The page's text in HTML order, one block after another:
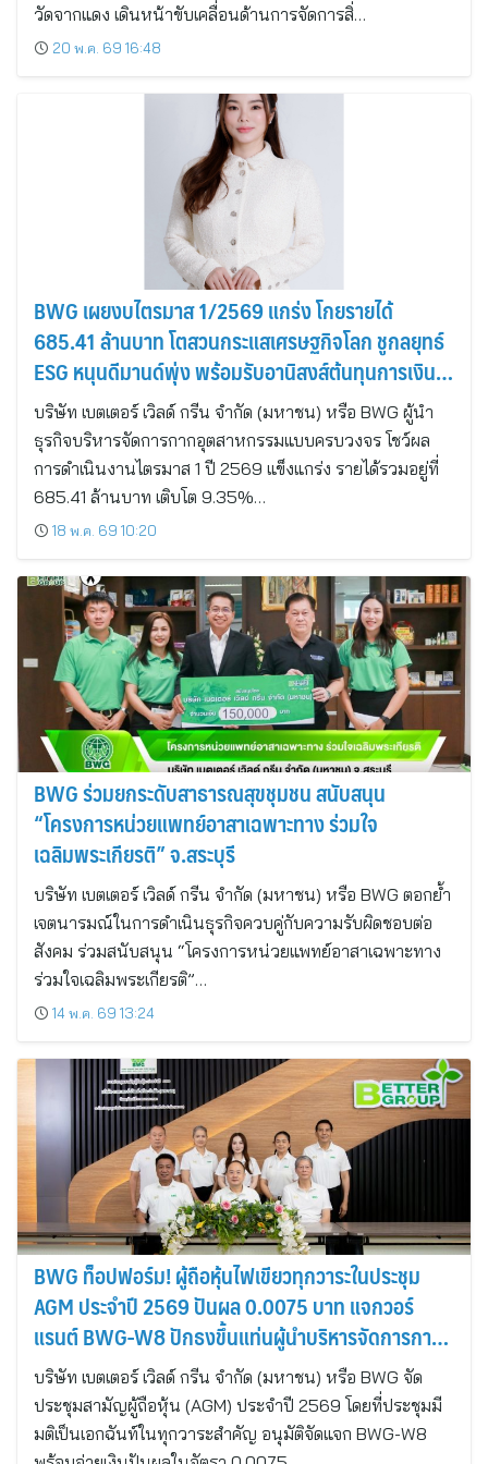
วัดจากแดง เดินหน้าขับเคลื่อนด้านการจัดการสิ่…
20 พ.ค. 69 16:48
BWG เผยงบไตรมาส 1/2569 แกร่ง โกยรายได้
685.41 ล้านบาท โตสวนกระแสเศรษฐกิจโลก ชูกลยุทธ์
ESG หนุนดีมานด์พุ่ง พร้อมรับอานิสงส์ต้นทุนการเงิน
ลด
บริษัท เบตเตอร์ เวิลด์ กรีน จำกัด (มหาชน) หรือ BWG ผู้นำ
ธุรกิจบริหารจัดการกากอุตสาหกรรมแบบครบวงจร โชว์ผล
การดำเนินงานไตรมาส 1 ปี 2569 แข็งแกร่ง รายได้รวมอยู่ที่
685.41 ล้านบาท เติบโต 9.35%…
18 พ.ค. 69 10:20
BWG ร่วมยกระดับสาธารณสุขชุมชน สนับสนุน
“โครงการหน่วยแพทย์อาสาเฉพาะทาง ร่วมใจ
เฉลิมพระเกียรติ” จ.สระบุรี
บริษัท เบตเตอร์ เวิลด์ กรีน จำกัด (มหาชน) หรือ BWG ตอกย้ำ
เจตนารมณ์ในการดำเนินธุรกิจควบคู่กับความรับผิดชอบต่อ
สังคม ร่วมสนับสนุน “โครงการหน่วยแพทย์อาสาเฉพาะทาง
ร่วมใจเฉลิมพระเกียรติ”…
14 พ.ค. 69 13:24
BWG ท็อปฟอร์ม! ผู้ถือหุ้นไฟเขียวทุกวาระในประชุม
AGM ประจำปี 2569 ปันผล 0.0075 บาท แจกวอร์
แรนต์ BWG-W8 ปักธงขึ้นแท่นผู้นำบริหารจัดการกาก
อุตสาหกรรมอันดับ 1 ของไทย
บริษัท เบตเตอร์ เวิลด์ กรีน จำกัด (มหาชน) หรือ BWG จัด
ประชุมสามัญผู้ถือหุ้น (AGM) ประจำปี 2569 โดยที่ประชุมมี
มติเป็นเอกฉันท์ในทุกวาระสำคัญ อนุมัติจัดแจก BWG-W8